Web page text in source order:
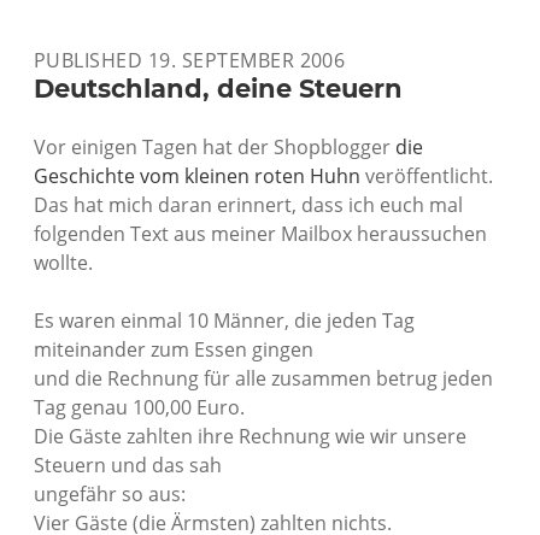
PUBLISHED 19. SEPTEMBER 2006
Deutschland, deine Steuern
Vor einigen Tagen hat der Shopblogger die
Geschichte vom kleinen roten Huhn veröffentlicht.
Das hat mich daran erinnert, dass ich euch mal
folgenden Text aus meiner Mailbox heraussuchen
wollte.
Es waren einmal 10 Männer, die jeden Tag
miteinander zum Essen gingen
und die Rechnung für alle zusammen betrug jeden
Tag genau 100,00 Euro.
Die Gäste zahlten ihre Rechnung wie wir unsere
Steuern und das sah
ungefähr so aus:
Vier Gäste (die Ärmsten) zahlten nichts.